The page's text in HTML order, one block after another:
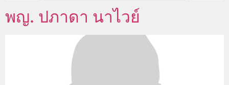
พญ. ปภาดา นาไวย์